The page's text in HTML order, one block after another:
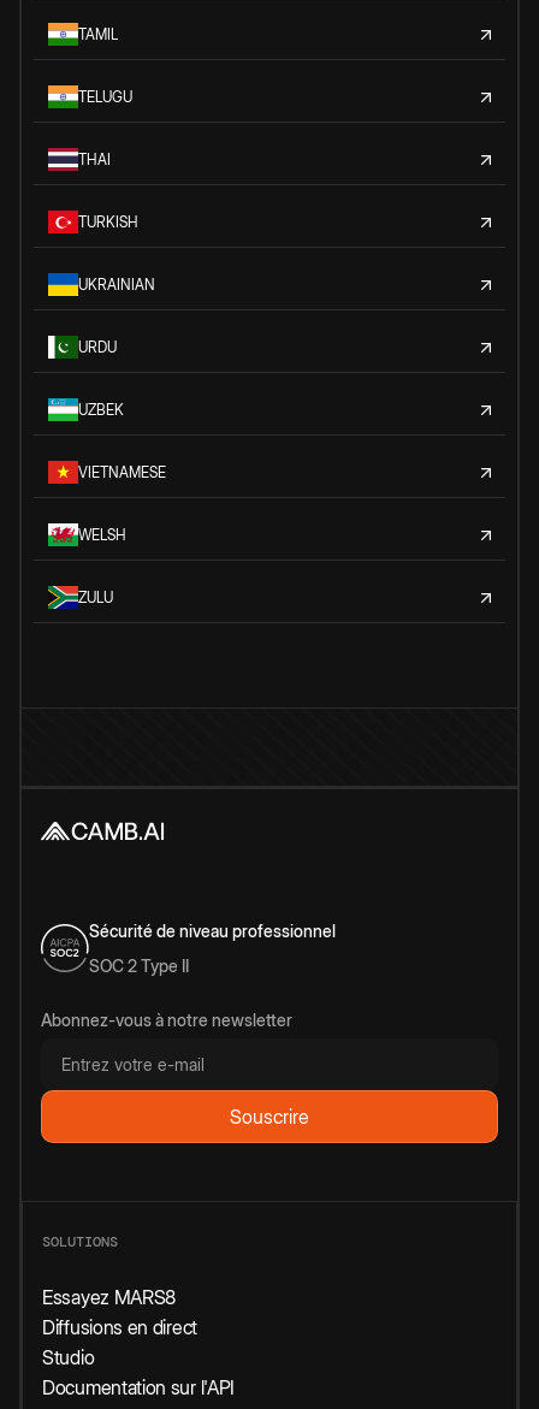
TAMIL
TELUGU
THAI
TURKISH
UKRAINIAN
URDU
UZBEK
VIETNAMESE
WELSH
ZULU
Sécurité de niveau professionnel
SOC 2 Type II
Abonnez-vous à notre newsletter
SOLUTIONS
Essayez MARS8
Diffusions en direct
Studio
Documentation sur l'API